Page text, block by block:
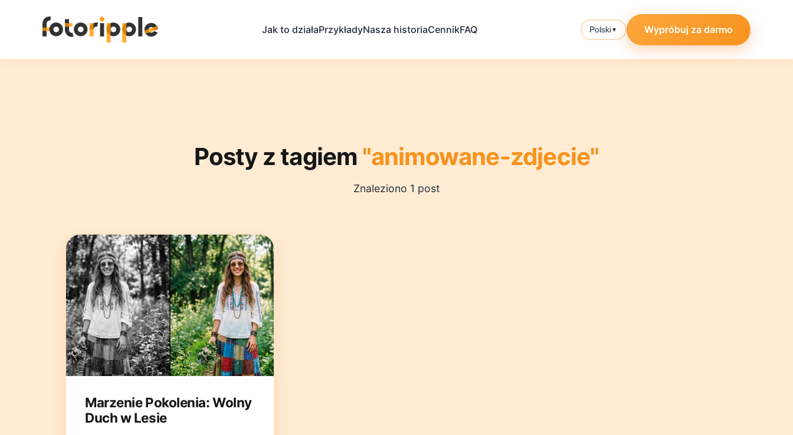
Jak to działaPrzykładyNasza historiaCennikFAQ Polski▼ Wypróbuj za darmo
Posty z tagiem "animowane-zdjecie"
Znaleziono 1 post
Marzenie Pokolenia: Wolny
Duch w Lesie